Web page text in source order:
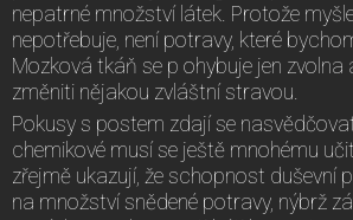
nepatrné množství látek. Protože
nepotřebuje, není potravy, které
Mozková tkáň se p ohybuje jen zvolna
změniti nějakou zvláštní stravou.
Pokusy s postem zdají se
chemikové musí se ještě mnohému
zřejmě ukazují, že schopnost duševní
na množství snědené potravy, nýbrž